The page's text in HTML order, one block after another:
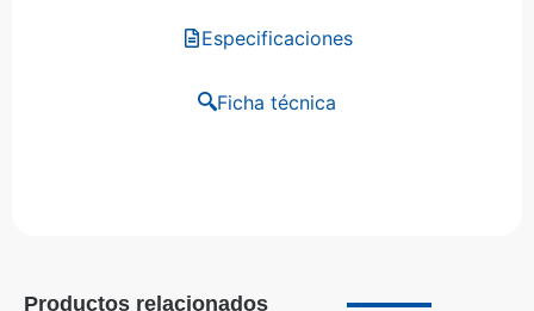
Especificaciones
Ficha técnica
Productos relacionados